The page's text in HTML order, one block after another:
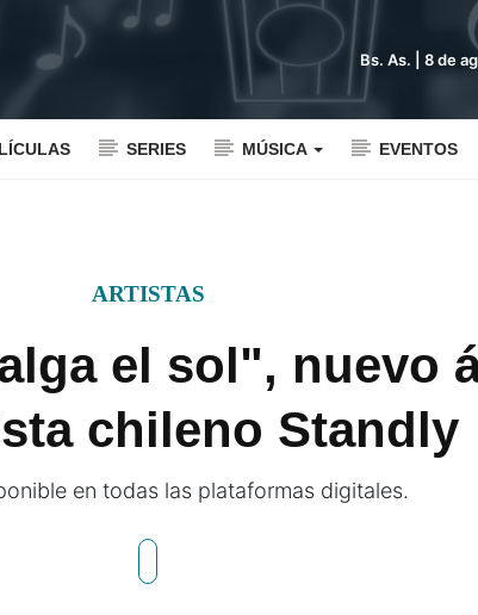
Bs. As. | 8 de
SERIES MÚSICA EVENTOS
ARTISTAS
el sol", nuevo
chileno Standly
en todas las plataformas digitales.